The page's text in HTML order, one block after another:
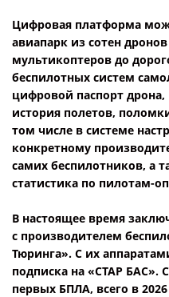
Цифровая платформа
авиапарк из сотен
мультикоптеров до
беспилотных систем
цифровой паспорт
история полетов,
том числе в системе
конкретному
самих беспилотников, а
статистика по пилотам-
В настоящее время
с производителем
Тюринга». С их
подписка на «СТАР БАС».
первых БПЛА, всего в